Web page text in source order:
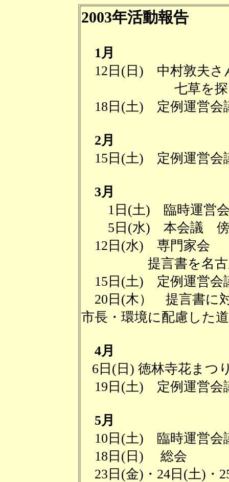
2003年活動報告
1月
12日(日) 中村敦夫さ
七草を探して
18日(土) 定例運営会
2月
15日(土) 定例運営
3月
1日(土) 臨時運営
5日(水) 本会議 傍
12日(水) 専門家会
提言書を名古屋
15日(土) 定例運営
20日(木） 提言書に
市長・環境に配慮した
4月
6日(日) 徳林寺花まつ
19日(土) 定例運営会
5月
10日(土) 臨時運営会
18日(日) 総会
23日(金)・24日(土)・